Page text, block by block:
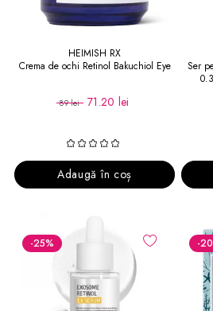
HEIMISH RX
Crema de ochi Retinol Bakuchiol Eye
89 lei 71.20 lei
Adaugă în coș
Ser
-25% -20